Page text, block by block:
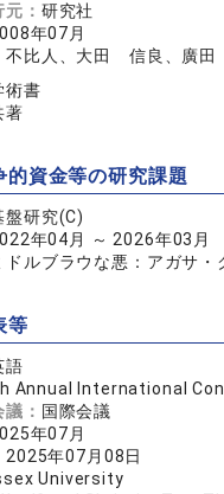
： 研究社
年07月
比人、大田 信良、廣
術書
著
的資金等の研究課題
盤研究(C)
年04月 ～ 2026年03月
ドルブラウな悪：アガサ
等
語
Annual International
： 国際会議
年07月
2025年07月08日
University